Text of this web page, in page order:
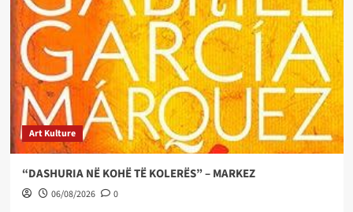
Art Kulture
“DASHURIA NË KOHË TË KOLERËS” – MARKEZ
06/08/2026 0